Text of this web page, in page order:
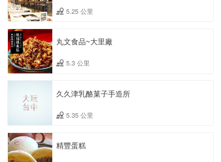
5.25 公里
丸文食品~大里廠
5.3 公里
久久津乳酪菓子手造所
5.35 公里
精豐蛋糕